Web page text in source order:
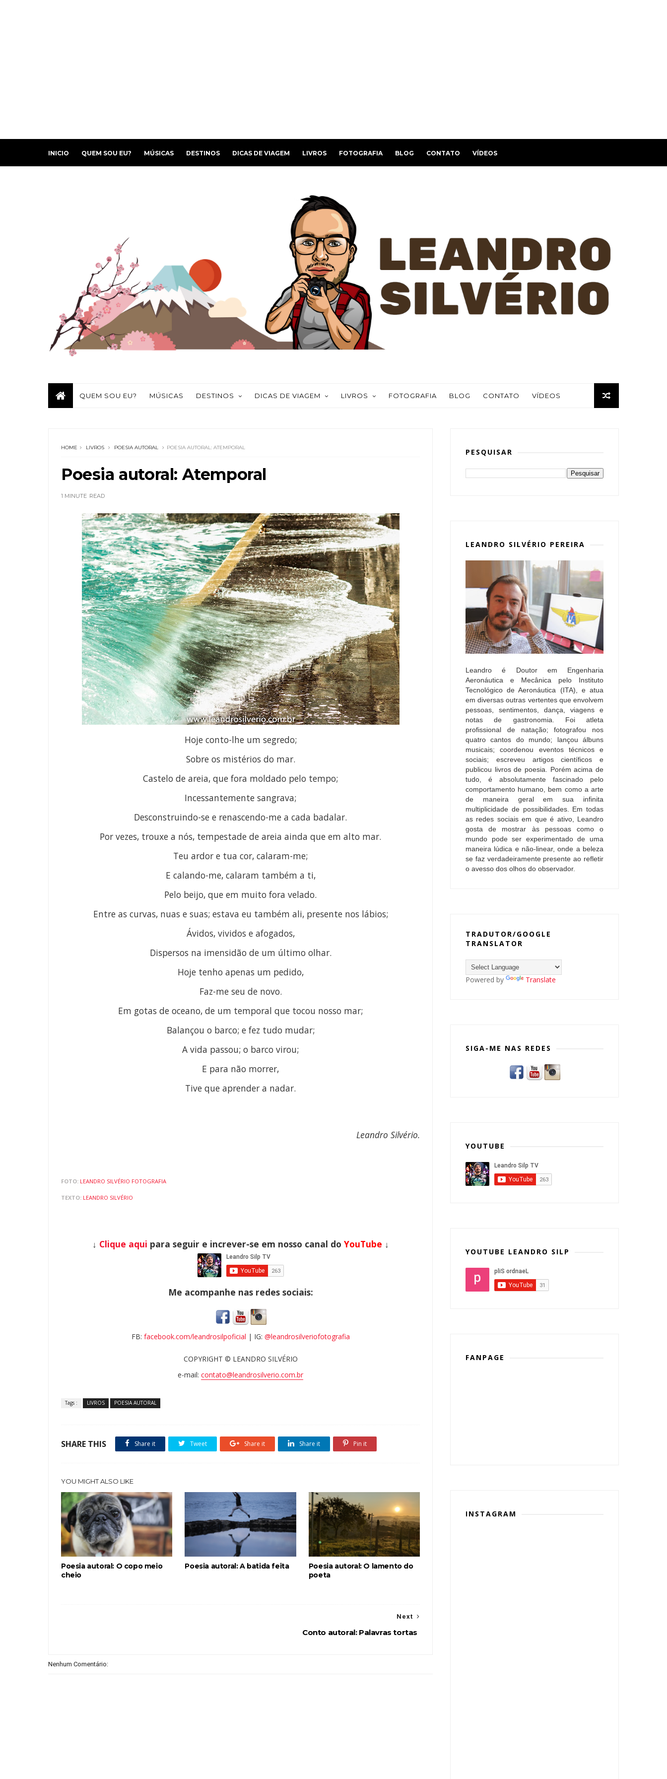
INICIO QUEM SOU EU? MÚSICAS DESTINOS DICAS DE VIAGEM LIVROS FOTOGRAFIA BLOG CONTATO VÍDEOS
QUEM SOU EU? MÚSICAS DESTINOS DICAS DE VIAGEM LIVROS FOTOGRAFIA BLOG CONTATO VÍDEOS
HOME LIVROS POESIA AUTORAL POESIA AUTORAL: ATEMPORAL
Poesia autoral: Atemporal
1 MINUTE READ
Hoje conto-lhe um segredo;
Sobre os mistérios do mar.
Castelo de areia, que fora moldado pelo tempo;
Incessantemente sangrava;
Desconstruindo-se e renascendo-me a cada badalar.
Por vezes, trouxe a nós, tempestade de areia ainda que em alto mar.
Teu ardor e tua cor, calaram-me;
E calando-me, calaram também a ti,
Pelo beijo, que em muito fora velado.
Entre as curvas, nuas e suas; estava eu também ali, presente nos lábios;
Ávidos, vividos e afogados,
Dispersos na imensidão de um último olhar.
Hoje tenho apenas um pedido,
Faz-me seu de novo.
Em gotas de oceano, de um temporal que tocou nosso mar;
Balançou o barco; e fez tudo mudar;
A vida passou; o barco virou;
E para não morrer,
Tive que aprender a nadar.
Leandro Silvério.
FOTO: LEANDRO SILVÉRIO FOTOGRAFIA
TEXTO: LEANDRO SILVÉRIO
↓ Clique aqui para seguir e increver-se em nosso canal do YouTube ↓
Me acompanhe nas redes sociais:
FB: facebook.com/leandrosilpoficial | IG: @leandrosilveriofotografia
COPYRIGHT © LEANDRO SILVÉRIO
e-mail: contato@leandrosilverio.com.br
Tags : LIVROS POESIA AUTORAL
SHARE THIS Share it Tweet Share it Share it Pin it
YOU MIGHT ALSO LIKE
Poesia autoral: O copo meio
cheio
Poesia autoral: A batida feita
Poesia autoral: O lamento do
poeta
Next
Conto autoral: Palavras tortas
Nenhum Comentário:
PESQUISAR
LEANDRO SILVÉRIO PEREIRA
Leandro é Doutor em Engenharia
Aeronáutica e Mecânica pelo Instituto
Tecnológico de Aeronáutica (ITA), e atua
em diversas outras vertentes que envolvem
pessoas, sentimentos, dança, viagens e
notas de gastronomia. Foi atleta
profissional de natação; fotografou nos
quatro cantos do mundo; lançou álbuns
musicais; coordenou eventos técnicos e
sociais; escreveu artigos científicos e
publicou livros de poesia. Porém acima de
tudo, é absolutamente fascinado pelo
comportamento humano, bem como a arte
de maneira geral em sua infinita
multiplicidade de possibilidades. Em todas
as redes sociais em que é ativo, Leandro
gosta de mostrar às pessoas como o
mundo pode ser experimentado de uma
maneira lúdica e não-linear, onde a beleza
se faz verdadeiramente presente ao refletir
o avesso dos olhos do observador.
TRADUTOR/GOOGLE
TRANSLATOR
Powered by Translate
SIGA-ME NAS REDES
YOUTUBE
YOUTUBE LEANDRO SILP
FANPAGE
INSTAGRAM